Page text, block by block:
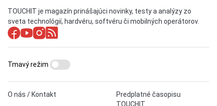
TOUCHIT je magazín prinášajúci novinky, testy a analýzy zo
sveta technológií, hardvéru, softvéru či mobilných operátorov.
O nás / Kontakt
Predplatné časopisu
TOUCHIT
Tmavý režim